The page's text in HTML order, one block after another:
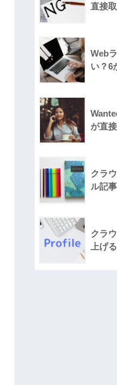
直接
Web
い？6
が直
クラ
ル記
クラ
上げ